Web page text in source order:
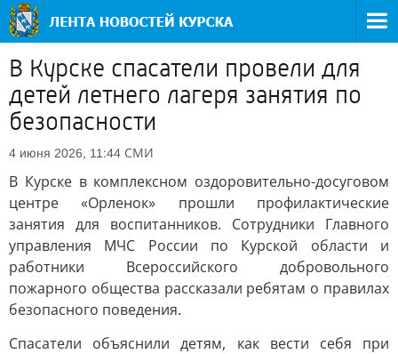
В Курске спасатели провели для
детей летнего лагеря занятия по
безопасности
4 июня 2026, 11:44 СМИ
В Курске в комплексном оздоровительно-досуговом
центре «Орленок» прошли профилактические
занятия для воспитанников. Сотрудники Главного
управления МЧС России по Курской области и
работники Всероссийского добровольного
пожарного общества рассказали ребятам о правилах
безопасного поведения.
Спасатели объяснили детям, как вести себя при